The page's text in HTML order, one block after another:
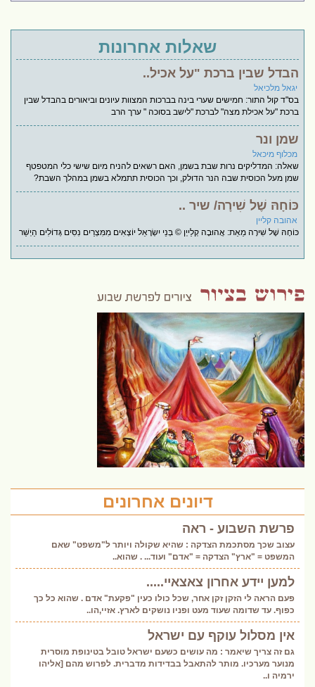
שאלות אחרונות
הבדל שבין ברכת "על אכיל..
יגאל מלכיאל
בס"ד קול התור: חמישים שערי בינה בברכות המצוות עיונים וביאורים בהבדל שבין
ברכת "על אכילת מצה" לברכת "לישב בסוכה " ערך הרב
שמן ונר
מכלוף מיכאל
שאלה: המדליקים נרות שבת בשמן, האם רשאים להניח מיום שישי כלי המטפטף
שמן מעל הכוסית שבה הנר הדולק, וכך הכוסית תתמלא בשמן במהלך השבת?
כּוֹחָהּ שֶׁל שִׁירָה/ שיר ..
אהובה קליין
כּוֹחָהּ שֶׁל שִׁירָה מֵאֵת: אֲהוּבָה קְלַייְן © בְּנֵי יִשְׂרָאֵל יוֹצְאִים מִמִּצְרַיִם נִסִּים גְּדוֹלִים הַיְשַׁר
דיונים אחרונים
פרשת השבוע - ראה
עצוב שכך מסתכמת הצדקה : שהיא שקולה ויותר ל"משפט" שאם
המשפט = "ארץ" הצדקה = "אדם" ועוד... . שהוא..
למען יידע אחרון צאצאיי.....
פעם הראה לי הזקן זקן אחר, שכל כולו כעין "פקעת" אדם . שהוא כל כך
כפוף. עד שדומה שעוד מעט ופניו נושקים לארץ. אזיי,הו..
אין מסלול עוקף עם ישראל
גם זה צריך שיאמר : מה עושים כשעם ישראל טובל בטינופת מוסרית
מנוער מערכיו. מותר להתאבל בבדידות מדברית. לפרוש מהם [אליהו
ירמיה ו..